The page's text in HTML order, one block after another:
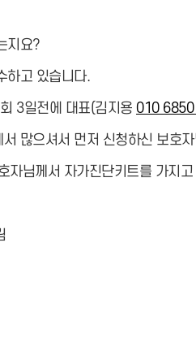
지요?
하고 있습니다.
3일전에 대표(김지용 010
많으셔서 먼저 신청하신 보호
님께서 자가진단키트를 가지